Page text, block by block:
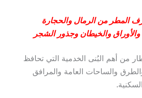
المطر من الرمال والحجارة
والخيطان وجذور الشجر
من أهم البُنى الخدمية التي تحافظ
والساحات العامة والمرافق